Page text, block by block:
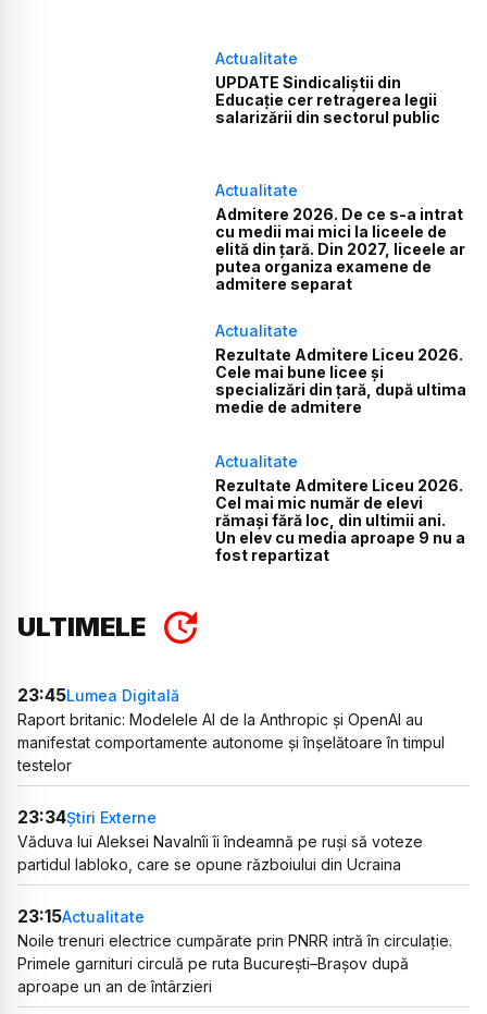
Actualitate
UPDATE Sindicaliștii din
Educație cer retragerea legii
salarizării din sectorul public
Actualitate
Admitere 2026. De ce s-a intrat
cu medii mai mici la liceele de
elită din țară. Din 2027, liceele ar
putea organiza examene de
admitere separat
Actualitate
Rezultate Admitere Liceu 2026.
Cele mai bune licee și
specializări din țară, după ultima
medie de admitere
Actualitate
Rezultate Admitere Liceu 2026.
Cel mai mic număr de elevi
rămași fără loc, din ultimii ani.
Un elev cu media aproape 9 nu a
fost repartizat
ULTIMELE
23:45Lumea Digitală
Raport britanic: Modelele AI de la Anthropic și OpenAI au
manifestat comportamente autonome și înșelătoare în timpul
testelor
23:34Știri Externe
Văduva lui Aleksei Navalnîi îi îndeamnă pe ruși să voteze
partidul Iabloko, care se opune războiului din Ucraina
23:15Actualitate
Noile trenuri electrice cumpărate prin PNRR intră în circulație.
Primele garnituri circulă pe ruta București–Brașov după
aproape un an de întârzieri